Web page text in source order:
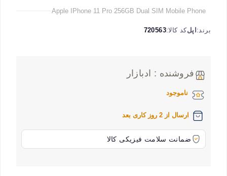
Apple IPhone 11 Pro 256GB Dual SIM Mobile Phone
برند: اپلکد کالا:720563
فروشنده : ادبازار
ناموجود
ارسال از 2 روز کاری بعد
ضمانت سلامت فیزیکی کالا